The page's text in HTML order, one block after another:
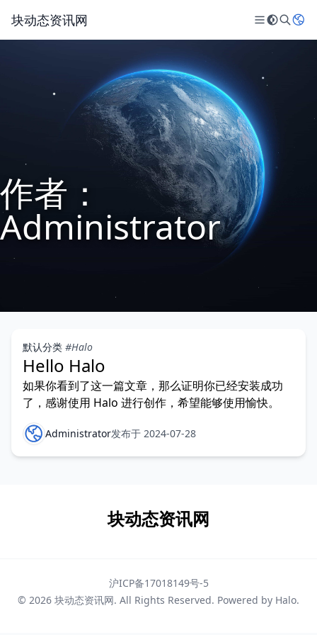
块动态资讯网
作者：
Administrator
默认分类 #Halo
Hello Halo
如果你看到了这一篇文章，那么证明你已经安装成功
了，感谢使用 Halo 进行创作，希望能够使用愉快。
Administrator发布于 2024-07-28
块动态资讯网
沪ICP备17018149号-5
© 2026 块动态资讯网. All Rights Reserved. Powered by Halo.